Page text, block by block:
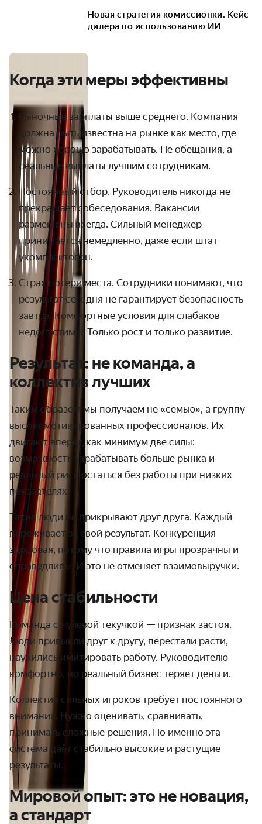
Новая стратегия комиссионки. Кейс
дилера по использованию ИИ
Когда эти меры эффективны
Рыночные зарплаты выше среднего. Компания
должна быть известна на рынке как место, где
можно хорошо зарабатывать. Не обещания, а
реальные выплаты лучшим сотрудникам.
Постоянный отбор. Руководитель никогда не
прекращает собеседования. Вакансии
размещены всегда. Сильный менеджер
принимается немедленно, даже если штат
укомплектован.
Страх потери места. Сотрудники понимают, что
результат сегодня не гарантирует безопасность
завтра. Комфортные условия для слабаков
недопустимы. Только рост и только развитие.
Результат: не команда, а
коллектив лучших
Таким образом мы получаем не «семью», а группу
высокомотивированных профессионалов. Их
двигают вперёд как минимум две силы:
возможность зарабатывать больше рынка и
реальный риск остаться без работы при низких
показателях.
Такие люди не прикрывают друг друга. Каждый
переживает за свой результат. Конкуренция
здоровая, потому что правила игры прозрачны и
справедливы. И это не отменяет взаимовыручки.
Цена стабильности
Команда с нулевой текучкой — признак застоя.
Люди привыкли друг к другу, перестали расти,
научились имитировать работу. Руководителю
комфортно, но реальный бизнес теряет деньги.
Коллектив сильных игроков требует постоянного
внимания. Нужно оценивать, сравнивать,
принимать сложные решения. Но именно эта
система даёт стабильно высокие и растущие
результаты.
Мировой опыт: это не новация,
а стандарт